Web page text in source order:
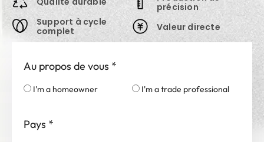
Support à cycle
complet
Valeur directe
I'm a homeowner